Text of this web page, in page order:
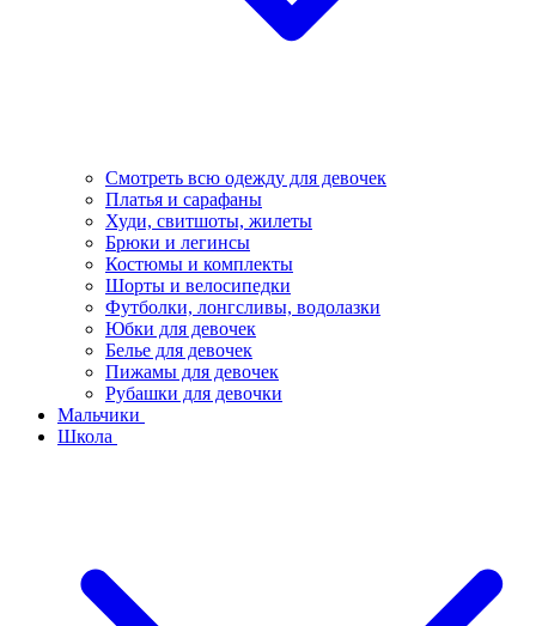
Смотреть всю одежду для девочек
Платья и сарафаны
Худи, свитшоты, жилеты
Брюки и легинсы
Костюмы и комплекты
Шорты и велосипедки
Футболки, лонгсливы, водолазки
Юбки для девочек
Белье для девочек
Пижамы для девочек
Рубашки для девочки
Мальчики
Школа